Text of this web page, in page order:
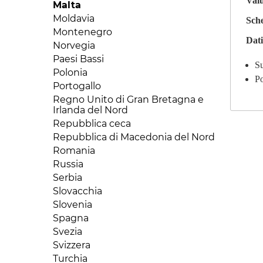
Mauritania
Mauritius
Mozambico
Niger
Nigeria
Repubblica Centraficana
Repubblica del Congo (Congo-
Brazaville)
Repubblica Democratica del
Congo
Ruanda
Senegal
Seychelles
Sierra Leone
Somalia
Sud Africa
Sudan
Tanzania
Togo
Tunisia
Repubblica Dominicana
Saint Lucia
Stati Uniti
Suriname
Trinidad e Tobago
Uruguay
Venezuela
Laos
Libano
Macao
Malesia
Mongolia
Myanmar
Oman
Pakistan
Palestina
Qatar
Repubblica popolare cinese
Singapore
Siria
Sri Lanka
Tagikistan
Tailandia
Taiwan
Turkmenistan
Uzbekistan
Malta
Moldavia
Montenegro
Norvegia
Paesi Bassi
Polonia
Portogallo
Regno Unito di Gran Bretagna e
Irlanda del Nord
Repubblica ceca
Repubblica di Macedonia del Nord
Romania
Russia
Serbia
Slovacchia
Slovenia
Spagna
Svezia
Svizzera
Turchia